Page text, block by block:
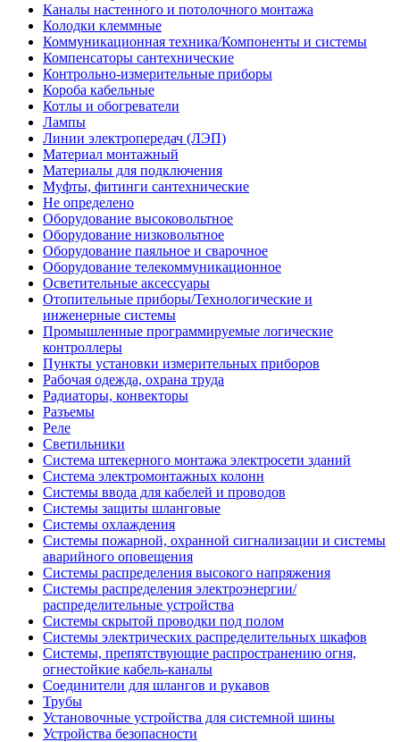
Каналы настенного и потолочного монтажа
Колодки клеммные
Коммуникационная техника/Компоненты и системы
Компенсаторы сантехнические
Контрольно-измерительные приборы
Короба кабельные
Котлы и обогреватели
Лампы
Линии электропередач (ЛЭП)
Материал монтажный
Материалы для подключения
Муфты, фитинги сантехнические
Не определено
Оборудование высоковольтное
Оборудование низковольтное
Оборудование паяльное и сварочное
Оборудование телекоммуникационное
Осветительные аксессуары
Отопительные приборы/Технологические и
инженерные системы
Промышленные программируемые логические
контроллеры
Пункты установки измерительных приборов
Рабочая одежда, охрана труда
Радиаторы, конвекторы
Разъемы
Реле
Светильники
Система штекерного монтажа электросети зданий
Система электромонтажных колонн
Системы ввода для кабелей и проводов
Системы защиты шланговые
Системы охлаждения
Системы пожарной, охранной сигнализации и системы
аварийного оповещения
Системы распределения высокого напряжения
Системы распределения электроэнергии/
распределительные устройства
Системы скрытой проводки под полом
Системы электрических распределительных шкафов
Системы, препятствующие распространению огня,
огнестойкие кабель-каналы
Соединители для шлангов и рукавов
Трубы
Установочные устройства для системной шины
Устройства безопасности